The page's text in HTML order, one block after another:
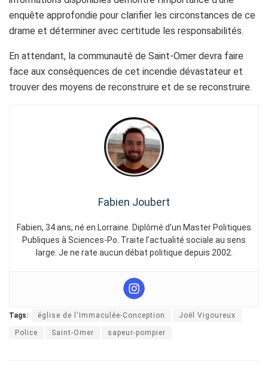
enquête approfondie pour clarifier les circonstances de ce
drame et déterminer avec certitude les responsabilités.
En attendant, la communauté de Saint-Omer devra faire
face aux conséquences de cet incendie dévastateur et
trouver des moyens de reconstruire et de se reconstruire.
Fabien Joubert
Fabien, 34 ans, né en Lorraine. Diplômé d’un Master Politiques
Publiques à Sciences-Po. Traite l’actualité sociale au sens
large. Je ne rate aucun débat politique depuis 2002.
Tags: église de l'Immaculée-Conception Joël Vigoureux
Police Saint-Omer sapeur-pompier